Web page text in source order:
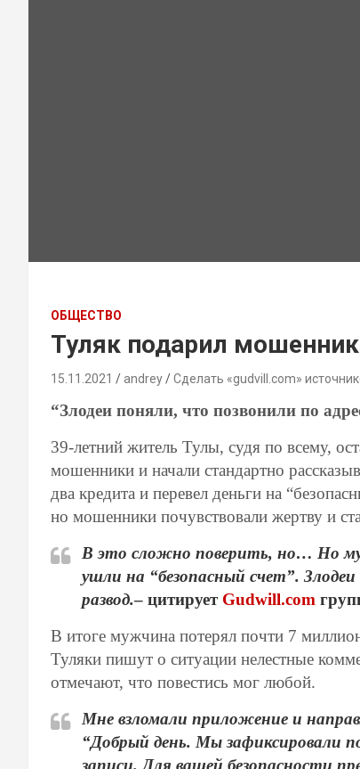
ОБЩЕСТВО
Туляк подарил
15.11.2021 andrey Сделать «gudvill.com»
“Злодеи поняли, что позвонили по
39-летний житель Тулы, судя по всему,
мошенники и начали стандартно
два кредита и перевел деньги на
но мошенники почувствовали жертву и
В это сложно поверить, но… Но
ушли на “безопасный счет”.
развод.– цитирует Gudwill.com
В итоге мужчина потерял почти 7
Туляки пишут о ситуации нелестные
отмечают, что повестись мог любой.
Мне взломали приложение и
“Добрый день. Мы зафиксировали
записи. Для вашей безопасности